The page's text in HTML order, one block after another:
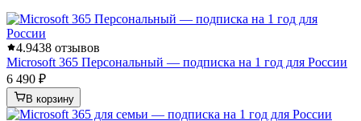
4.9438 отзывов
Microsoft 365 Персональный — подписка на 1 год для России
6 490 ₽
В корзину